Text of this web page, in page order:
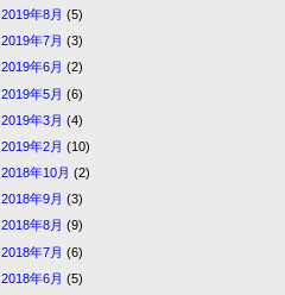
2019年8月 (5)
2019年7月 (3)
2019年6月 (2)
2019年5月 (6)
2019年3月 (4)
2019年2月 (10)
2018年10月 (2)
2018年9月 (3)
2018年8月 (9)
2018年7月 (6)
2018年6月 (5)